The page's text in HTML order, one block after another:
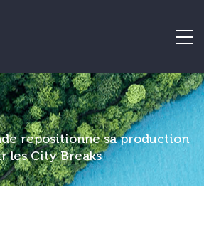
repositionne sa production
les City Breaks